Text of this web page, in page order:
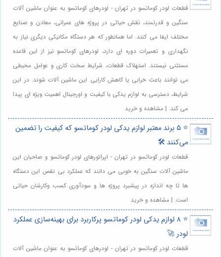
قطعات لودر کوماتسو در تهران - لودرهای کوماتسو به عنوان ماشین آلات
سنگین و قدرتمند، نقش حیاتی در پروژه های عمرانی، معادن و صنایع
مختلف ایفا می کنند. اما همانطور که هر دستگاه مکانیکی دیگری نیاز به
نگهداری و تعمیرات دوره ای دارد، لودرهای کوماتسو نیز از این قاعده
مستثنی نیستند. استهلاک قطعات، شرایط سخت کاری و عوامل محیطی
می توانند باعث خرابی یا کاهش کارایی این ماشین آلات شوند. در این
شرایط، دسترسی به لوازم یدکی با کیفیت و اورجینال اهمیت ویژه ای پیدا
می کند. | مشاهده و خرید
⭐️ 5 برند معتبر لوازم یدکی لودر کوماتسو که کیفیت را تضمین
می‌کنند 🛠️
قطعات لودر کوماتسو در تهران - اپراتورهای لودر کوماتسو و صاحبان این
ماشین آلات سنگین به خوبی می دانند که عملکرد بی نقص این دستگاه
ها تا چه اندازه در پیشبرد پروژه ها و سودآوری کسب وکارشان حیاتی
است. | مشاهده و خرید
⭐️ 8 لوازم یدکی لودر کوماتسو پرکاربرد برای بهینه‌سازی عملکرد
لودر 🚀
قطعات لودر کوماتسو در تهران - لودرهای کوماتسو به عنوان ماشین آلات